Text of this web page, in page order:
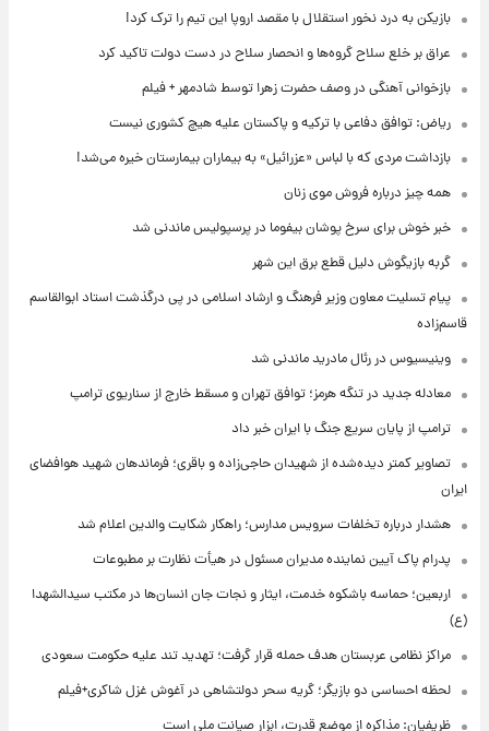
بازیکن به درد نخور استقلال با مقصد اروپا این تیم را ترک کرد!
عراق بر خلع سلاح گروه‌ها و انحصار سلاح در دست دولت تاکید کرد
بازخوانی آهنگی در وصف حضرت زهرا توسط شادمهر + فیلم
ریاض: توافق دفاعی با ترکیه و پاکستان علیه هیچ کشوری نیست
بازداشت مردی که با لباس «عزرائیل» به بیماران بیمارستان خیره می‌شد!
همه چیز درباره فروش موی زنان
خبر خوش برای سرخ پوشان بیفوما در پرسپولیس ماندنی شد
گربه بازیگوش دلیل قطع برق این شهر
پیام تسلیت معاون وزیر فرهنگ و ارشاد اسلامی در پی درگذشت استاد ابوالقاسم
قاسم‌زاده
وینیسیوس در رئال مادرید ماندنی شد
معادله جدید در تنگه هرمز؛ توافق تهران و مسقط خارج از سناریوی ترامپ
ترامپ از پایان سریع جنگ با ایران خبر داد
تصاویر کمتر دیده‌شده از شهیدان حاجی‌زاده و باقری؛ فرماندهان شهید هوافضای
ایران
هشدار درباره تخلفات سرویس مدارس؛ راهکار شکایت والدین اعلام شد
پدرام پاک آیین نماینده مدیران مسئول در هیأت نظارت بر مطبوعات
اربعین؛ حماسه باشکوه خدمت، ایثار و نجات جان انسان‌ها در مکتب سیدالشهدا
(ع)
مراکز نظامی عربستان هدف حمله قرار گرفت؛ تهدید تند علیه حکومت سعودی
لحظه احساسی دو بازیگر؛ گریه سحر دولتشاهی در آغوش غزل شاکری+فیلم
ظریفیان: مذاکره از موضع قدرت، ابزار صیانت ملی است